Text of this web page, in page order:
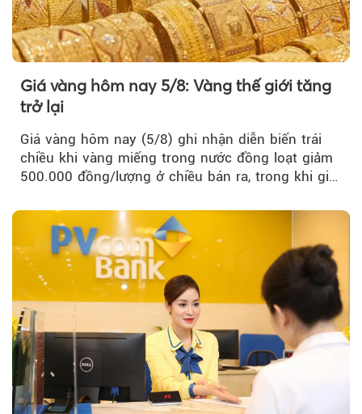
Giá vàng hôm nay 5/8: Vàng thế giới tăng
trở lại
Giá vàng hôm nay (5/8) ghi nhận diễn biến trái
chiều khi vàng miếng trong nước đồng loạt giảm
500.000 đồng/lượng ở chiều bán ra, trong khi giá
thương hiệu.